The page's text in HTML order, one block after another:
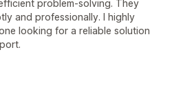
problem-solving. They
and professionally. I highly
looking for a reliable solution